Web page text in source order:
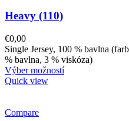
Heavy (110)
€0,00
Single Jersey, 100 % bavlna
% bavlna, 3 % viskóza)
Výber možností
Quick view
Compare